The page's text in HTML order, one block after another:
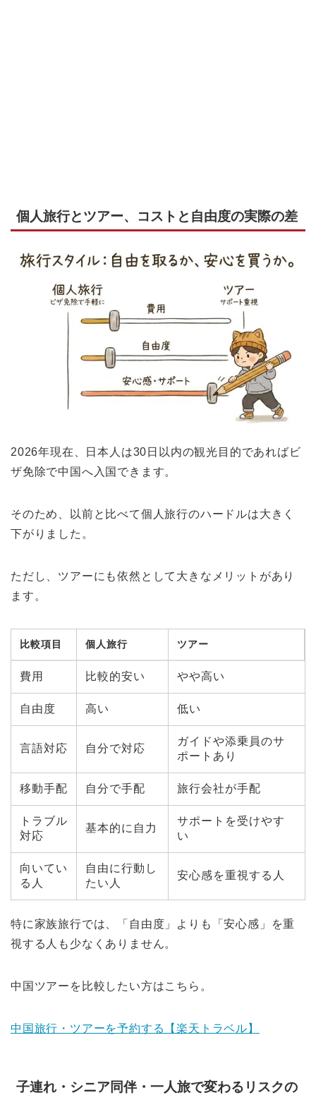
個人旅行とツアー、コストと自由度の実際の差
2026年現在、日本人は30日以内の観光目的であればビ
ザ免除で中国へ入国できます。
そのため、以前と比べて個人旅行のハードルは大きく
下がりました。
ただし、ツアーにも依然として大きなメリットがあり
ます。
比較項目 個人旅行 ツアー
費用 比較的安い やや高い
自由度 高い 低い
言語対応 自分で対応
ガイドや添乗員のサ
ポートあり
移動手配 自分で手配 旅行会社が手配
トラブル
対応
基本的に自力
サポートを受けやす
い
向いてい
る人
自由に行動し
たい人
安心感を重視する人
特に家族旅行では、「自由度」よりも「安心感」を重
視する人も少なくありません。
中国ツアーを比較したい方はこちら。
中国旅行・ツアーを予約する【楽天トラベル】
子連れ・シニア同伴・一人旅で変わるリスクの